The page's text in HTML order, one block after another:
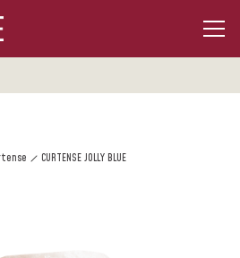
CURTENSE JOLLY BLUE